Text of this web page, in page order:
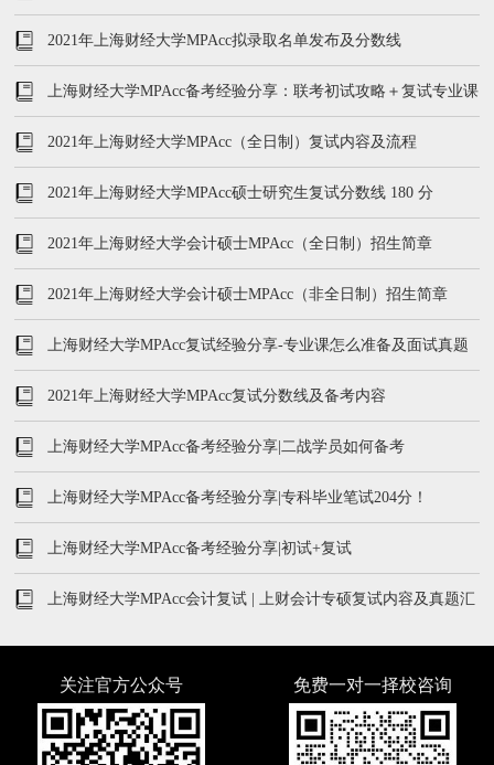
及评分标准
2021年上海财经大学MPAcc拟录取名单发布及分数线
上海财经大学MPAcc备考经验分享：联考初试攻略＋复试专业课
真题大放送！
2021年上海财经大学MPAcc（全日制）复试内容及流程
2021年上海财经大学MPAcc硕士研究生复试分数线 180 分
2021年上海财经大学会计硕士MPAcc（全日制）招生简章
2021年上海财经大学会计硕士MPAcc（非全日制）招生简章
上海财经大学MPAcc复试经验分享-专业课怎么准备及面试真题
2021年上海财经大学MPAcc复试分数线及备考内容
上海财经大学MPAcc备考经验分享|二战学员如何备考
上海财经大学MPAcc备考经验分享|专科毕业笔试204分！
上海财经大学MPAcc备考经验分享|初试+复试
上海财经大学MPAcc会计复试 | 上财会计专硕复试内容及真题汇
总
关注官方公众号 免费一对一择校咨询